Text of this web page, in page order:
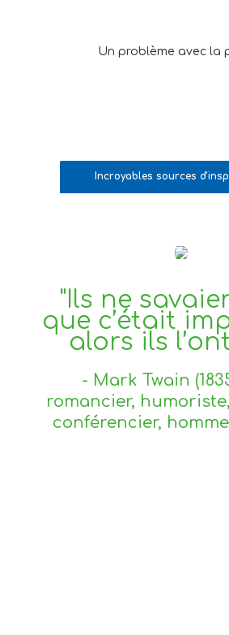
Un problème avec la
Incroyables sources
"Ils ne
que c’était
alors ils
- Mark Twain
romancier,
conférencier,